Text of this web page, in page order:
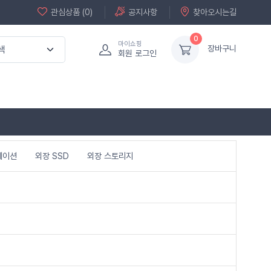
관심상품 (0) 공지사항 찾아오시는길
마이쇼핑
회원 로그인
0
장바구니
이션 외장 SSD 외장 스토리지